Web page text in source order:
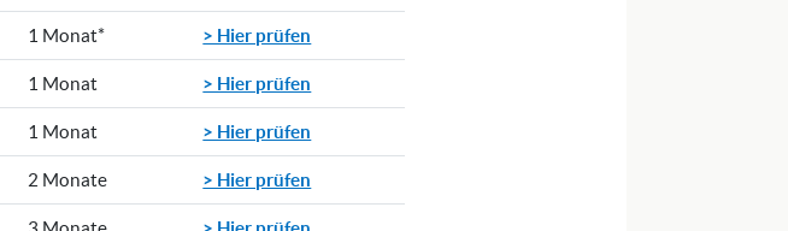
1 Monat* > Hier prüfen
1 Monat > Hier prüfen
1 Monat > Hier prüfen
2 Monate > Hier prüfen